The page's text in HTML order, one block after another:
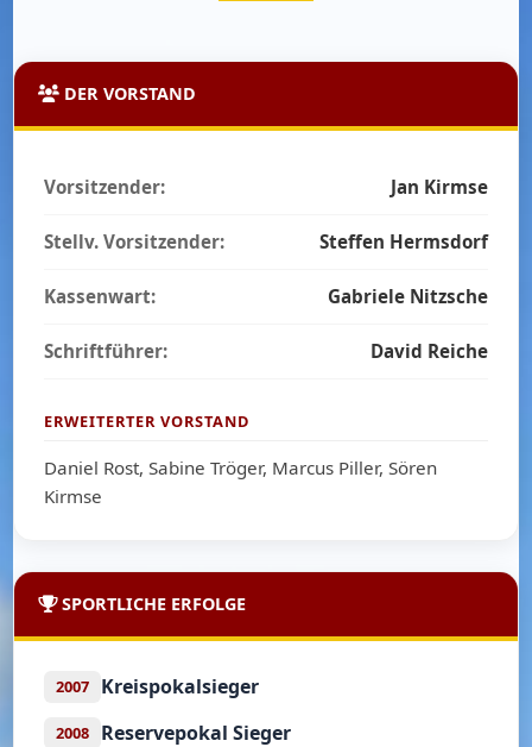
DER VORSTAND
Vorsitzender: Jan Kirmse
Stellv. Vorsitzender: Steffen Hermsdorf
Kassenwart: Gabriele Nitzsche
Schriftführer: David Reiche
ERWEITERTER VORSTAND
Daniel Rost, Sabine Tröger, Marcus Piller, Sören
Kirmse
SPORTLICHE ERFOLGE
2007 Kreispokalsieger
2008 Reservepokal Sieger